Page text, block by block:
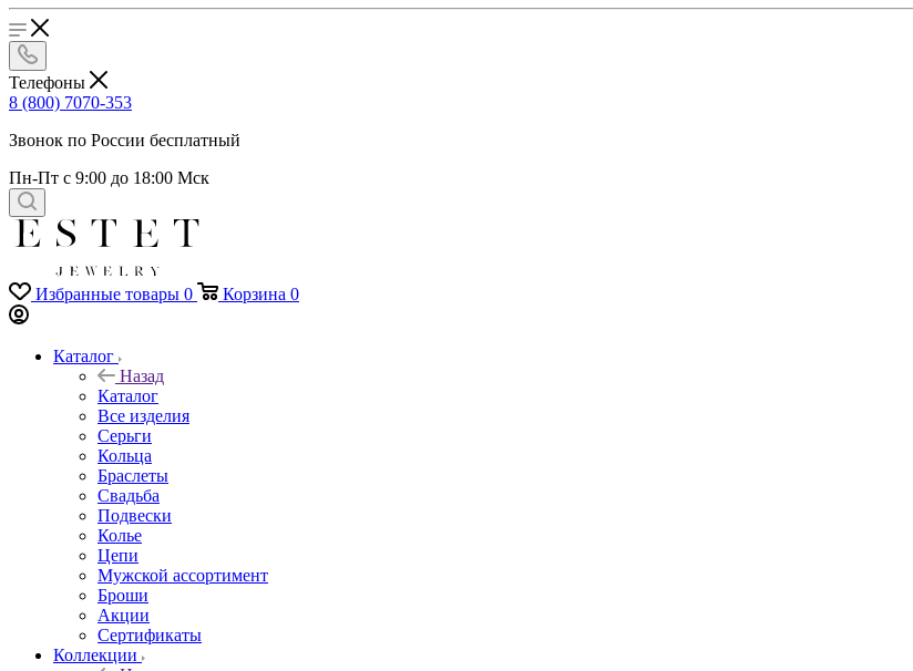
Телефоны
8 (800) 7070-353
Звонок по России бесплатный
Пн-Пт с 9:00 до 18:00 Мск
Избранные товары 0 Корзина 0
Каталог
Назад
Каталог
Все изделия
Серьги
Кольца
Браслеты
Свадьба
Подвески
Колье
Цепи
Мужской ассортимент
Броши
Акции
Сертификаты
Коллекции